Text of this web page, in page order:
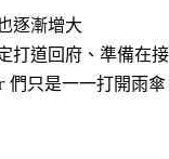
逐漸增大
打道回府、準備在
只是一一打開雨傘